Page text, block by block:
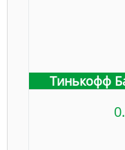
Тинькофф